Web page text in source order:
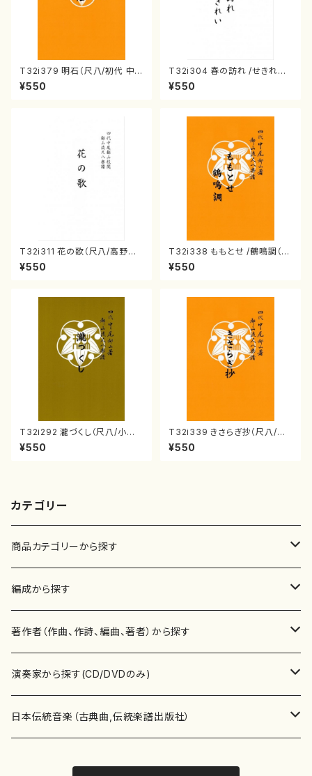
T32i379 明石（尺八/初代 中
村双葉/楽譜）都山流公刊楽譜曲
番:2084
¥550
T32i304 春の訪れ /せきれい
（尺八/宮城道雄/楽譜）
¥550
T32i311 花の歌（尺八/高野喜
長/楽譜）都山流:2014
¥550
T32i338 ももとせ /鶴鳴調（尺
八/萩原正吟/楽譜）都山流公刊
楽譜曲番:2042
¥550
T32i292 瀧づくし（尺八/小野
村検校/楽譜）都山流公刊楽譜曲
番:1147
¥550
T32i339 きさらぎ抄（尺八/萩
原正吟/楽譜）都山流公刊楽譜曲
番:2043
¥550
カテゴリー
商品カテゴリーから探す
楽譜
書籍
書籍
テキストブック
CD・DVD
チケット
編成から探す
邦楽器
箏・琴（ソロ）
箏・琴（合奏）
合唱
混声合唱
歌・声
著作者（作曲、作詩、編曲、著者）から探す
あ行
青木省三(アオキ ショウゾウ)
か行
演奏家から探す(CD/DVDのみ)
邦楽（箏、三味線、尺八等）演奏家
日本伝統音楽（古典曲,伝統楽譜出版社）